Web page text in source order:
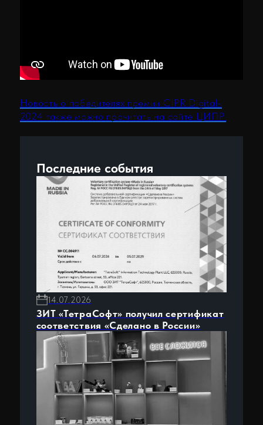
25.06.2026
Технологический день ИНТИ по
ЕИЦП RS
Центр компетенций
Холдинг ТетраСофт